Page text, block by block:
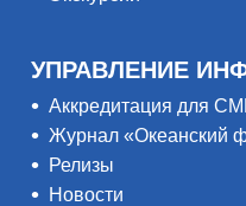
УПРАВЛЕНИЕ
Аккредитация для
Журнал «Океанский
Релизы
Новости